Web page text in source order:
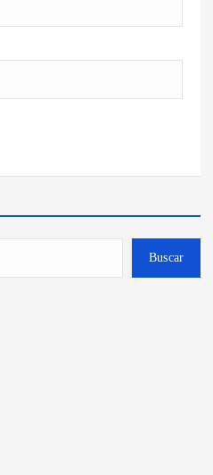
Buscar